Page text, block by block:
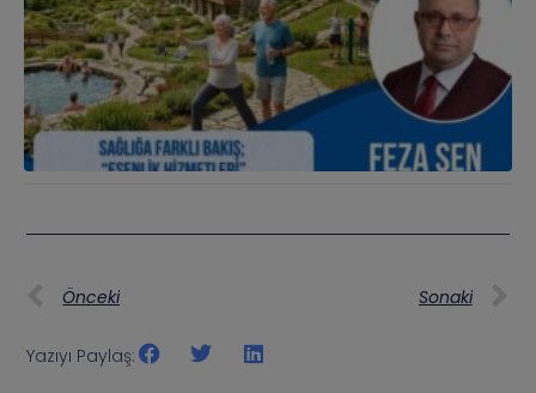
Önceki Sonaki
Yazıyı Paylaş: